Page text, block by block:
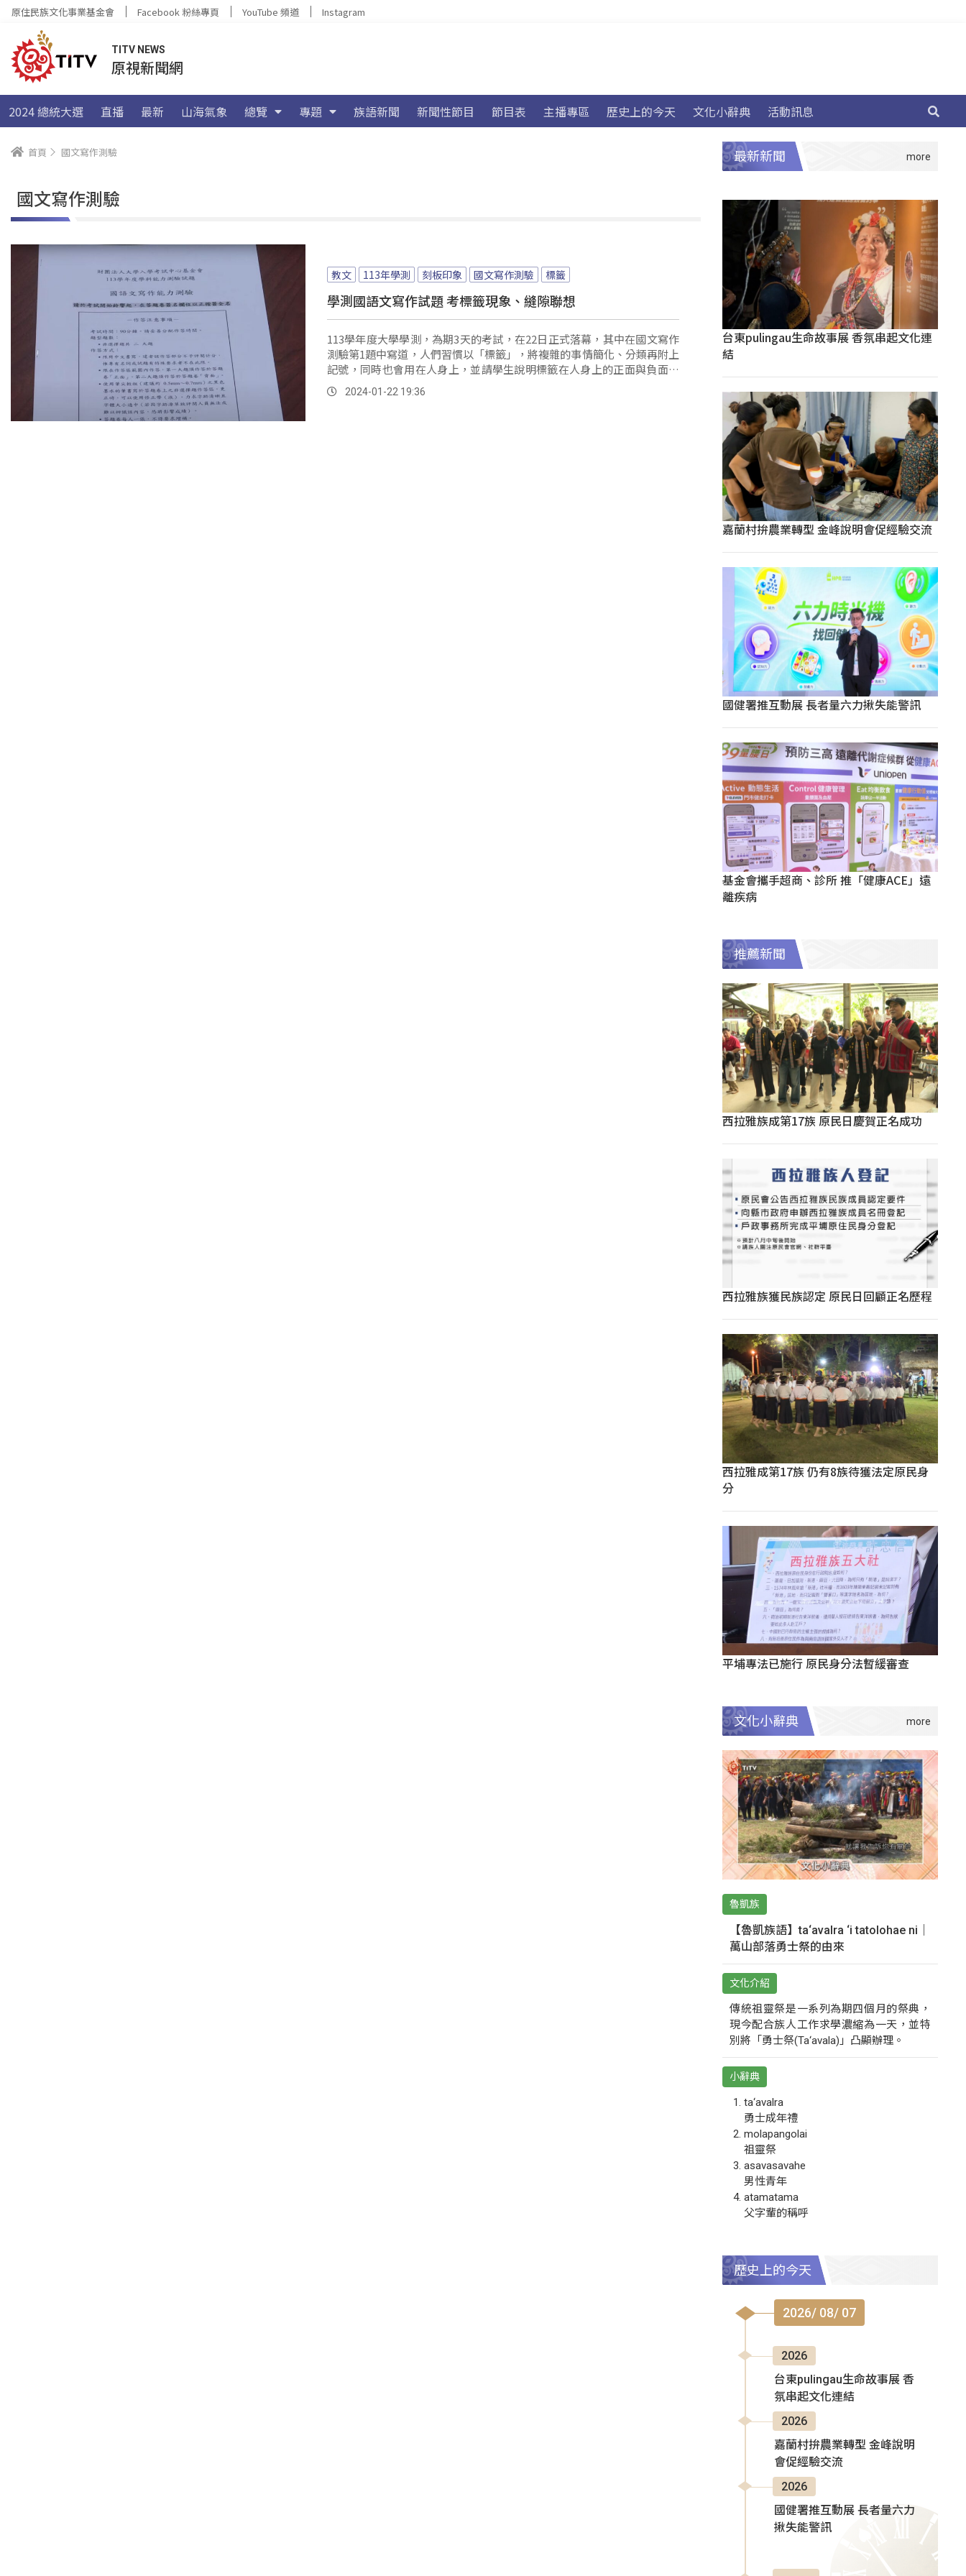
原住民族文化事業基金會 Facebook 粉絲專頁 YouTube 頻道 Instagram
TITV NEWS
原視新聞網
2024 總統大選 直播 最新 山海氣象 總覽 專題 族語新聞 新聞性節目 節目表 主播專區 歷史上的今天 文化小辭典 活動訊息
首頁 國文寫作測驗
國文寫作測驗
教文 113年學測 刻板印象 國文寫作測驗 標籤
學測國語文寫作試題 考標籤現象、縫隙聯想
113學年度大學學測，為期3天的考試，在22日正式落幕，其中在國文寫作
測驗第1題中寫道，人們習慣以「標籤」，將複雜的事情簡化、分類再附上
記號，同時也會用在人身上，並請學生說明標籤在人身上的正面與負面作
用，同時分享貼標籤或被貼標籤的例子，對此，原民考生表示題目不難。
2024-01-22 19:36
最新新聞
台東pulingau生命故事展 香氛串起文化連
結
嘉蘭村拚農業轉型 金峰說明會促經驗交流
國健署推互動展 長者量六力揪失能警訊
基金會攜手超商、診所 推「健康ACE」遠
離疾病
推薦新聞
西拉雅族成第17族 原民日慶賀正名成功
西拉雅族獲民族認定 原民日回顧正名歷程
西拉雅成第17族 仍有8族待獲法定原民身
分
平埔專法已施行 原民身分法暫緩審查
文化小辭典
魯凱族
【魯凱族語】ta‘avalra ‘i tatolohae ni｜
萬山部落勇士祭的由來
文化介紹
傳統祖靈祭是一系列為期四個月的祭典，
現今配合族人工作求學濃縮為一天，並特
別將「勇士祭(Ta‘avala)」凸顯辦理。
小辭典
ta‘avalra
勇士成年禮
molapangolai
祖靈祭
asavasavahe
男性青年
atamatama
父字輩的稱呼
歷史上的今天
2026/ 08/ 07
2026
台東pulingau生命故事展 香
氛串起文化連結
2026
嘉蘭村拚農業轉型 金峰說明
會促經驗交流
2026
國健署推互動展 長者量六力
揪失能警訊